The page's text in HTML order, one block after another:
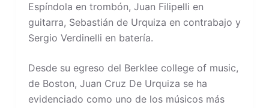
Espíndola en trombón, Juan Filipelli en
guitarra, Sebastián de Urquiza en contrabajo y
Sergio Verdinelli en batería.
Desde su egreso del Berklee college of music,
de Boston, Juan Cruz De Urquiza se ha
evidenciado como uno de los músicos más